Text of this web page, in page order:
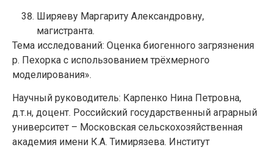
Ширяеву Маргариту Александровну,
магистранта.
Тема исследований: Оценка биогенного загрязнения
р. Пехорка с использованием трёхмерного
моделирования».
Научный руководитель: Карпенко Нина Петровна,
д.т.н, доцент. Российский государственный аграрный
университет – Московская сельскохозяйственная
академия имени К.А. Тимирязева. Институт